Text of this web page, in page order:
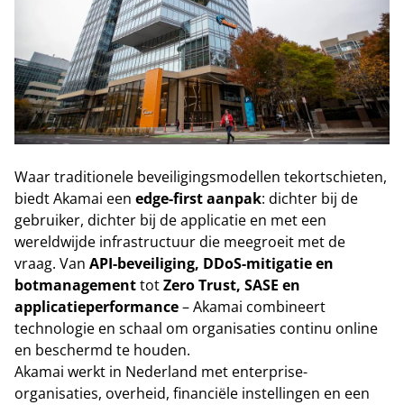
Waar traditionele beveiligingsmodellen tekortschieten,
biedt Akamai een edge-first aanpak: dichter bij de
gebruiker, dichter bij de applicatie en met een
wereldwijde infrastructuur die meegroeit met de
vraag. Van API-beveiliging, DDoS-mitigatie en
botmanagementtotZero Trust, SASE en
applicatieperformance– Akamai combineert
technologie en schaal om organisaties continu online
en beschermd te houden.
Akamai werkt in Nederland met enterprise-
organisaties, overheid, financiële instellingen en een